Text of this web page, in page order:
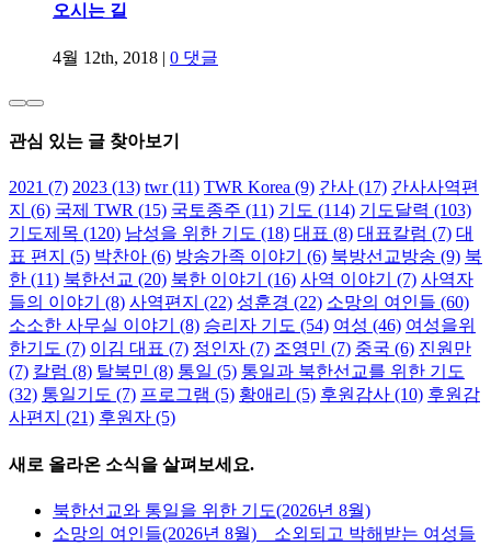
오시는 길
4월 12th, 2018 | 0 댓글
관심 있는 글 찾아보기
2021 (7) 2023 (13) twr(11) TWR Korea (9) 간사 (17) 간사사역편
지 (6) 국제 TWR (15) 국토종주 (11) 기도 (114) 기도달력 (103)
기도제목 (120) 남성을 위한 기도 (18) 대표 (8) 대표칼럼 (7) 대
표 편지 (5) 박찬아 (6) 방송가족 이야기 (6) 북방선교방송 (9) 북
한 (11) 북한선교 (20) 북한 이야기 (16) 사역 이야기 (7) 사역자
들의 이야기
(8) 사역편지 (22) 성훈경 (22) 소망의 여인들 (60)
소소한 사무실 이야기
(8) 승리자 기도 (54) 여성 (46) 여성을위
한기도 (7) 이김 대표 (7) 정인자 (7) 조영민 (7) 중국 (6) 진원만
(7) 칼럼 (8) 탈북민 (8) 통일 (5) 통일과 북한선교를 위한 기도
(32) 통일기도 (7) 프로그램 (5) 황애리 (5) 후원감사 (10) 후원감
사편지 (21) 후원자 (5)
새로 올라온 소식을 살펴보세요.
북한선교와 통일을 위한 기도(2026년 8월)
소망의 여인들(2026년 8월) _ 소외되고 박해받는 여성들